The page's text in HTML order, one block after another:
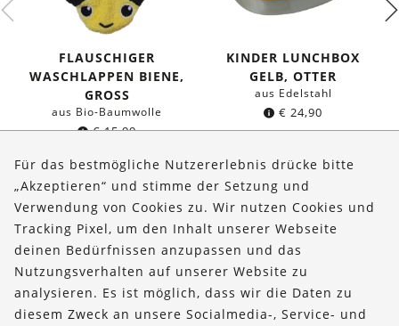
FLAUSCHIGER
WASCHLAPPEN BIENE,
GROSS
aus Bio-Baumwolle
€15,99
KINDER LUNCHBOX
GELB, OTTER
aus Edelstahl
€ 24,90
Über uns
Bestellungen
Kontakt & Hilfe
FOLLOW US
Für das bestmögliche Nutzererlebnis drücke bitte
„Akzeptieren“ und stimme der Setzung und
Verwendung von Cookies zu. Wir nutzen Cookies und
Tracking Pixel, um den Inhalt unserer Webseite
deinen Bedürfnissen anzupassen und das
Nutzungsverhalten auf unserer Website zu
analysieren. Es ist möglich, dass wir die Daten zu
diesem Zweck an unsere Socialmedia-, Service- und